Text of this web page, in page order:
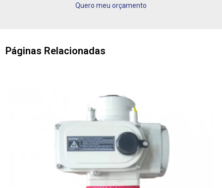
Quero meu orçamento
Páginas Relacionadas